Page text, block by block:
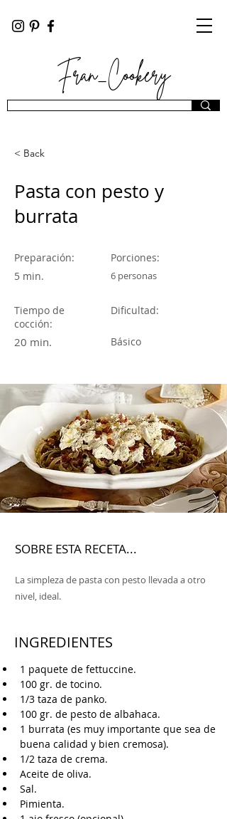
Fran_Cookery
< Back
Pasta con pesto y
burrata
Preparación:
5 min.
Tiempo de
cocción:
20 min.
Porciones:
6 personas
Dificultad:
Básico
SOBRE ESTA RECETA...
La simpleza de pasta con pesto llevada a otro
nivel, ideal.
INGREDIENTES
1 paquete de fettuccine.
100 gr. de tocino.
1/3 taza de panko.
100 gr. de pesto de albahaca.
1 burrata (es muy importante que sea de
buena calidad y bien cremosa).
1/2 taza de crema.
Aceite de oliva.
Sal.
Pimienta.